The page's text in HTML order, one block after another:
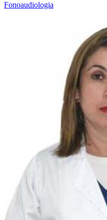
Fonoaudiologia